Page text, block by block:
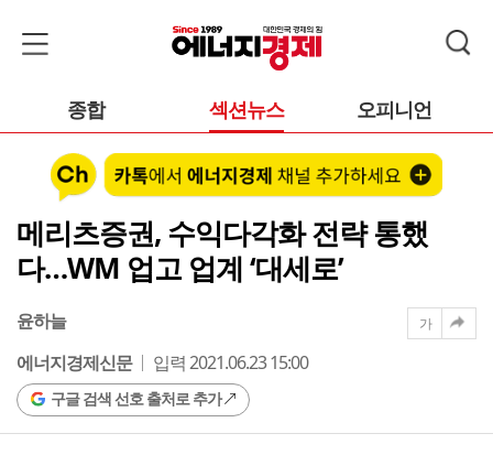
종합 섹션뉴스 오피니언
메리츠증권, 수익다각화 전략 통했
다…WM 업고 업계 ‘대세로’
윤하늘
에너지경제신문
입력 2021.06.23 15:00
구글 검색 선호 출처로 추가
가